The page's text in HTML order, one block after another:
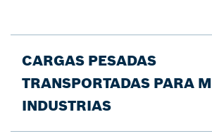
CARGAS PESADAS
TRANSPORTADAS PARA
INDUSTRIAS